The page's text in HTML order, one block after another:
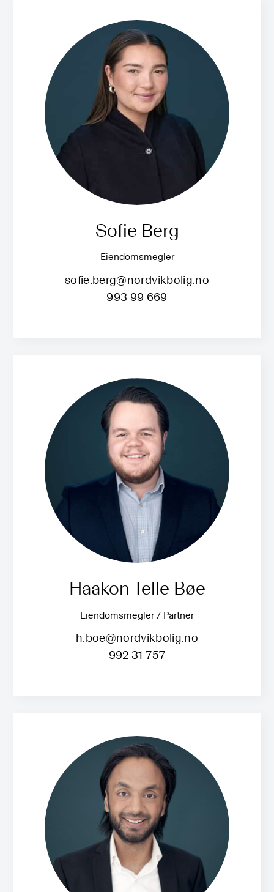
Sofie Berg
Eiendomsmegler
sofie.berg@nordvikbolig.no
993 99 669
Haakon Telle Bøe
Eiendomsmegler / Partner
h.boe@nordvikbolig.no
992 31 757